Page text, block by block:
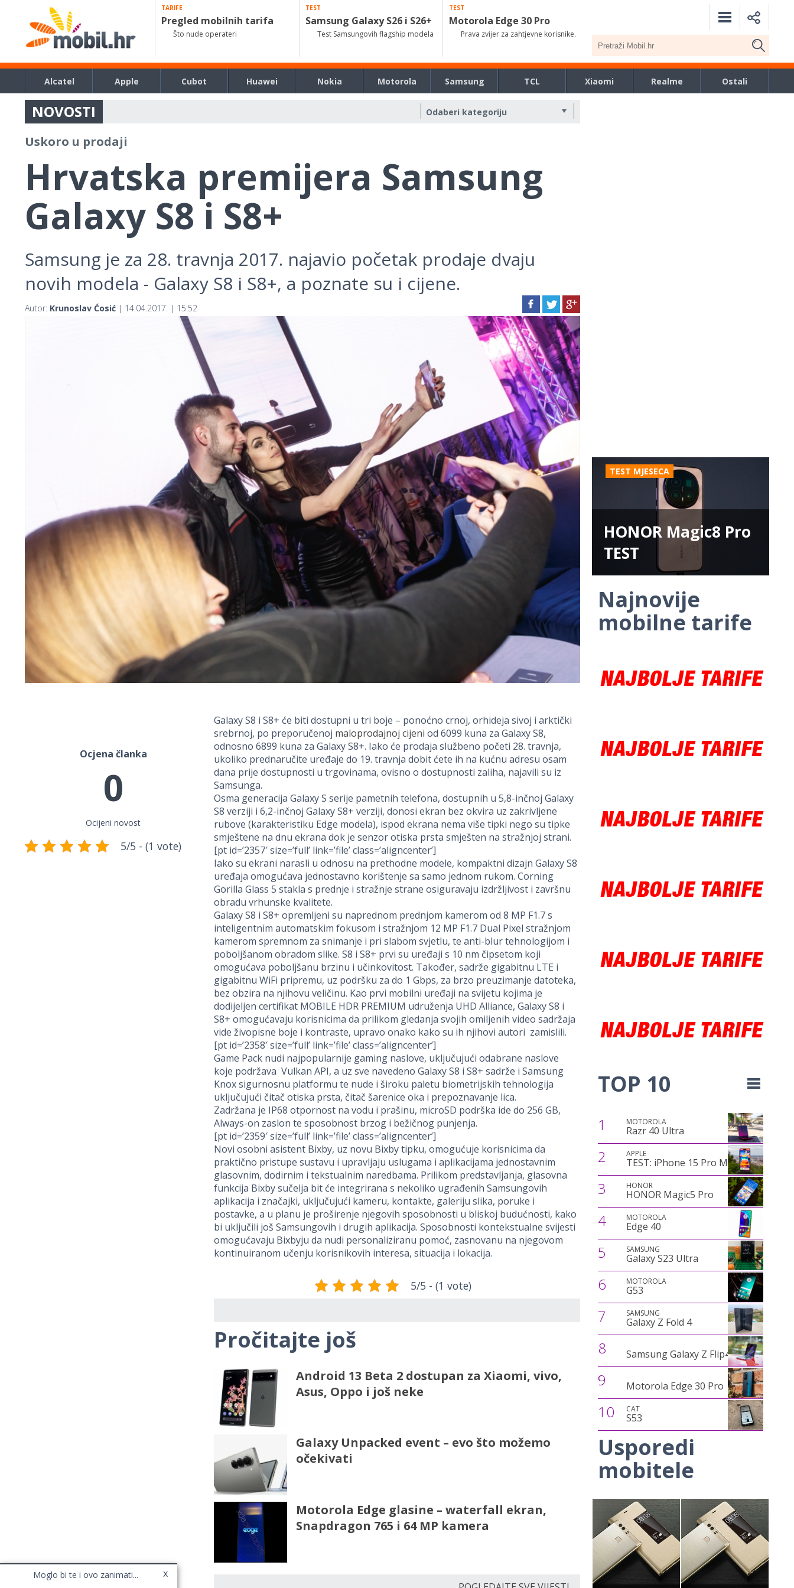
TARIFE
Pregled mobilnih tarifa
Što nude operateri
TEST
Samsung Galaxy S26 i S26+
Test Samsungovih flagship modela
TEST
Motorola Edge 30 Pro
Prava zvijer za zahtjevne korisnike.
Alcatel Apple Cubot Huawei Nokia Motorola Samsung TCL Xiaomi Realme Ostali
NOVOSTI
Uskoro u prodaji
Hrvatska premijera Samsung
Galaxy S8 i S8+
Samsung je za 28. travnja 2017. najavio početak prodaje dvaju
novih modela - Galaxy S8 i S8+, a poznate su i cijene.
Autor: Krunoslav Ćosić | 14.04.2017. | 15:52
Ocjena članka
0
Ocijeni novost
5/5 - (1 vote)
Galaxy S8 i S8+ će biti dostupni u tri boje – ponoćno crnoj, orhideja sivoj i arktički
srebrnoj, po preporučenoj maloprodajnoj cijeni od 6099 kuna za Galaxy S8,
odnosno 6899 kuna za Galaxy S8+. Iako će prodaja službeno početi 28. travnja,
ukoliko prednaručite uređaje do 19. travnja dobit ćete ih na kućnu adresu osam
dana prije dostupnosti u trgovinama, ovisno o dostupnosti zaliha, najavili su iz
Samsunga.
Osma generacija Galaxy S serije pametnih telefona, dostupnih u 5,8-inčnoj Galaxy
S8 verziji i 6,2-inčnoj Galaxy S8+ verziji, donosi ekran bez okvira uz zakrivljene
rubove (karakteristiku Edge modela), ispod ekrana nema više tipki nego su tipke
smještene na dnu ekrana dok je senzor otiska prsta smješten na stražnjoj strani.
[pt id=’2357′ size=’full’ link=’file’ class=’aligncenter’]
Iako su ekrani narasli u odnosu na prethodne modele, kompaktni dizajn Galaxy S8
uređaja omogućava jednostavno korištenje sa samo jednom rukom. Corning
Gorilla Glass 5 stakla s prednje i stražnje strane osiguravaju izdržljivost i završnu
obradu vrhunske kvalitete.
Galaxy S8 i S8+ opremljeni su naprednom prednjom kamerom od 8 MP F1.7 s
inteligentnim automatskim fokusom i stražnjom 12 MP F1.7 Dual Pixel stražnjom
kamerom spremnom za snimanje i pri slabom svjetlu, te anti-blur tehnologijom i
poboljšanom obradom slike. S8 i S8+ prvi su uređaji s 10 nm čipsetom koji
omogućava poboljšanu brzinu i učinkovitost. Također, sadrže gigabitnu LTE i
gigabitnu WiFi pripremu, uz podršku za do 1 Gbps, za brzo preuzimanje datoteka,
bez obzira na njihovu veličinu. Kao prvi mobilni uređaji na svijetu kojima je
dodijeljen certifikat MOBILE HDR PREMIUM udruženja UHD Alliance, Galaxy S8 i
S8+ omogućavaju korisnicima da prilikom gledanja svojih omiljenih video sadržaja
vide živopisne boje i kontraste, upravo onako kako su ih njihovi autori zamislili.
[pt id=’2358′ size=’full’ link=’file’ class=’aligncenter’]
Game Pack nudi najpopularnije gaming naslove, uključujući odabrane naslove
koje podržava Vulkan API, a uz sve navedeno Galaxy S8 i S8+ sadrže i Samsung
Knox sigurnosnu platformu te nude i široku paletu biometrijskih tehnologija
uključujući čitač otiska prsta, čitač šarenice oka i prepoznavanje lica.
Zadržana je IP68 otpornost na vodu i prašinu, microSD podrška ide do 256 GB,
Always-on zaslon te sposobnost brzog i bežičnog punjenja.
[pt id=’2359′ size=’full’ link=’file’ class=’aligncenter’]
Novi osobni asistent Bixby, uz novu Bixby tipku, omogućuje korisnicima da
praktično pristupe sustavu i upravljaju uslugama i aplikacijama jednostavnim
glasovnim, dodirnim i tekstualnim naredbama. Prilikom predstavljanja, glasovna
funkcija Bixby sučelja bit će integrirana s nekoliko ugrađenih Samsungovih
aplikacija i značajki, uključujući kameru, kontakte, galeriju slika, poruke i
postavke, a u planu je proširenje njegovih sposobnosti u bliskoj budućnosti, kako
bi uključili još Samsungovih i drugih aplikacija. Sposobnosti kontekstualne svijesti
omogućavaju Bixbyju da nudi personaliziranu pomoć, zasnovanu na njegovom
kontinuiranom učenju korisnikovih interesa, situacija i lokacija.
5/5 - (1 vote)
Pročitajte još
Android 13 Beta 2 dostupan za Xiaomi, vivo,
Asus, Oppo i još neke
Galaxy Unpacked event – evo što možemo
očekivati
Motorola Edge glasine – waterfall ekran,
Snapdragon 765 i 64 MP kamera
TEST MJESECA
HONOR Magic8 Pro
TEST
Najnovije
mobilne tarife
TOP 10
1 MOTOROLA
Razr 40 Ultra
2 APPLE
TEST: iPhone 15 Pro Max
3 HONOR
HONOR Magic5 Pro
4 MOTOROLA
Edge 40
5 SAMSUNG
Galaxy S23 Ultra
6 MOTOROLA
G53
7 SAMSUNG
Galaxy Z Fold 4
8 Samsung Galaxy Z Flip4
9 Motorola Edge 30 Pro
10 CAT
S53
Usporedi
mobitele
Moglo bi te i ovo zanimati... x